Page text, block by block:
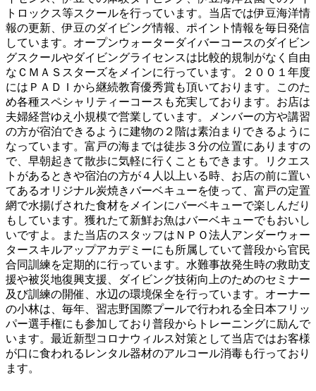
トロックス等スクールを行っています。当店では伊豆海洋情
報の更新、伊豆のダイビング情報、ポイント情報を毎日発信
しています。オープンウォーターダイバーコースのダイビン
グスクールやダイビングライセンスは比較的規制がなく自由
なＣＭＡＳスターズをメインに行っています。２００１年度
にはＰＡＤＩから継続教育優秀賞も頂いております。このた
め各種スペシャリティーコースも充実しております。お店は
夫婦経営ゆえ小規模で営業しています。メンバーの方や講習
の方が宿泊できるように建物の２階は素泊まりできるように
なっています。富戸の海までは徒歩３分の位置にありますの
で、早朝起きて散歩に気軽に行くこともできます。リクエス
トがあるときや宿泊の方が４人以上いる時、お店の前に置い
てあるオリジナル炭焼きバーベキューを使って、富戸の定置
網で水揚げされた食材をメインにバーベキューで楽しんだり
もしています。獲れたて新鮮お魚はバーベキューでもおいし
いですよ。また当店のスタッフはＮＰＯ法人アンダーウォー
タースキルアップアカデミーにも所属していて普段から官民
合同訓練を定期的に行っています。水難事故発生時の救助支
援や被災地復興支援、ダイビング技術向上のためのセミナー
及び訓練の開催、水辺の環境保全を行っています。オーナー
の小林は、毎年、習志野国際プールで行われる全日本フリッ
パー選手権にも参加しており普段からトレーニングに励んで
います。最近新型コロナウィルス対策として当店ではお客様
が口に食われるレンタル器材のアルコール消毒も行っており
ます。